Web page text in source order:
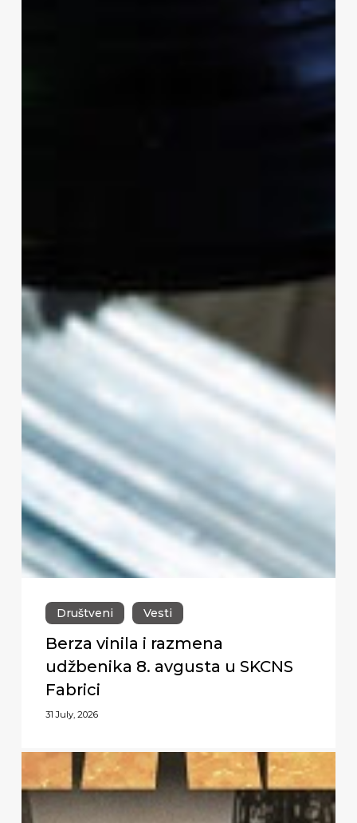
Društveni Vesti
Berza vinila i razmena
udžbenika 8. avgusta u SKCNS
Fabrici
31 July, 2026
Premijerni
nastup
Biohazard-